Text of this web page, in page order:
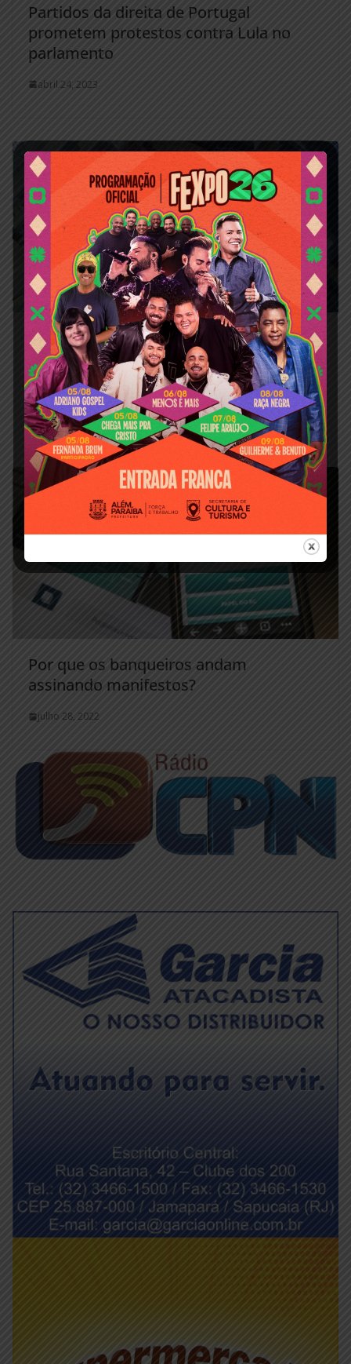
Partidos da direita de Portugal
prometem protestos contra Lula no
parlamento
abril 24, 2023
Caiu parte do telhado da Rotunda das
antigas oficinas da RFFSA em Além
Paraíba
março 25, 2025
Por que os banqueiros andam
assinando manifestos?
julho 28, 2022